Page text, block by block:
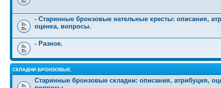
- Старинные бронзовые нательные кресты: описания,
оценка, вопросы.
- Разное.
СКЛАДНИ БРОНЗОВЫЕ.
Старинные бронзовые складни: описания, атрибуция,